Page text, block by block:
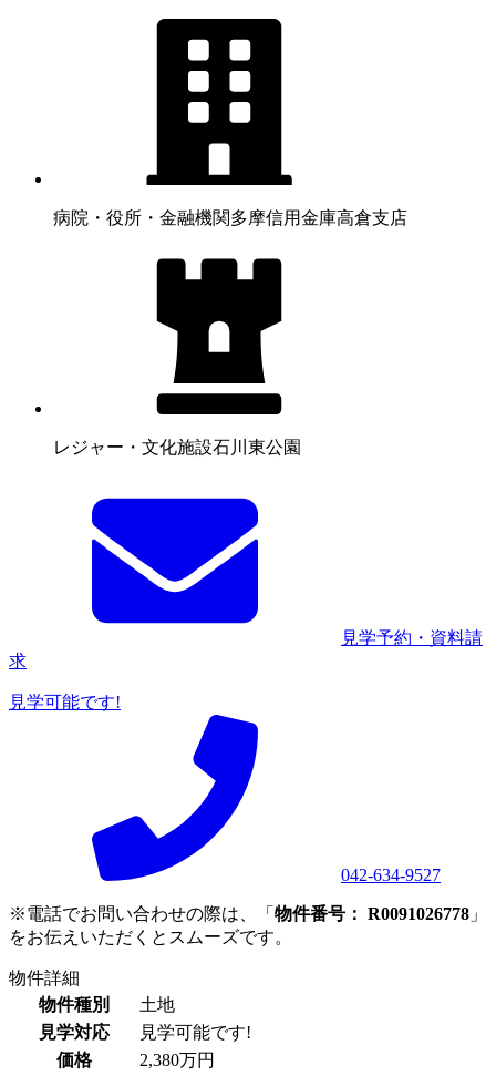
病院・役所・金融機関多摩信用金庫高倉支店
レジャー・文化施設石川東公園
見学予約・資料請
求
見学可能です!
042-634-9527
※電話でお問い合わせの際は、「 物件番号： R0091026778 」
をお伝えいただくとスムーズです。
物件詳細
物件種別
土地
見学対応
見学可能です!
価格
2,380万円